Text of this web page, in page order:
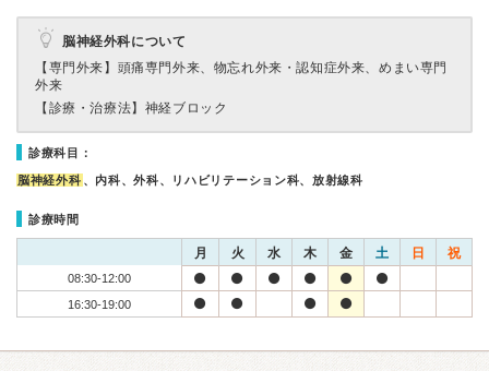
脳神経外科について
【専門外来】 頭痛専門外来、物忘れ外来・認知症外来、めまい専門
外来
【診療・治療法】 神経ブロック
診療科目：
脳神経外科 、内科、外科、リハビリテーション科、放射線科
診療時間
月 火 水 木 金 土 日 祝
08:30-12:00
16:30-19:00